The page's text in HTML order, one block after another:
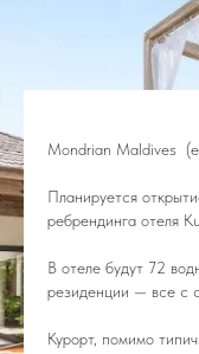
Mondrian Maldives
Планируется
ребрендинга отеля
В отеле будут 72
резиденции — все с
Курорт, помимо